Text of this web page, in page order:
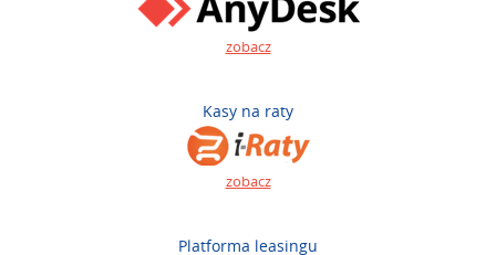
zobacz
Kasy na raty
zobacz
Platforma leasingu